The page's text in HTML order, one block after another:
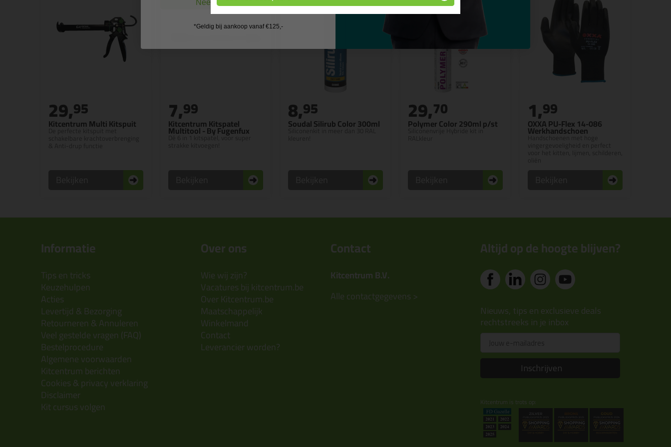
Kitcentrum Multi Kitspuit
De perfecte kitspuit met
29,95
Kitcentrum Kitspatel
Multitool - By Fugenfux
Dé 6 in 1 kitspatel, voor super
7,99
Soudal Silirub Color 300ml
Siliconenkit in meer dan 30 RAL
8,95
Polymer Color 290ml p/st
Siliconenvrije Hybride kit in
29,70
OXXA PU-Flex 14-086
Werkhandschoen
Handschoenen met hoge
1,99
Informatie
Tips en tricks
Keuzehulpen
Acties
Levertijd & Bezorging
Retourneren & Annuleren
Veel gestelde vragen (FAQ)
Bestelprocedure
Algemene voorwaarden
Kitcentrum berichten
Cookies & privacy verklaring
Disclaimer
Kit cursus volgen
Over ons
Wie wij zijn?
Vacatures bij kitcentrum.be
Over Kitcentrum.be
Maatschappelijk
Winkelmand
Contact
Leverancier worden?
Contact
Kitcentrum B.V.
Alle contactgegevens >
Altijd op de hoogte blijven?
Nieuws, tips en exclusieve deals
rechtstreeks in je inbox
Inschrijven
Kitcentrum is trots op:
Nee, ik wil geen cadeau
*Geldig bij aankoop vanaf €125,-